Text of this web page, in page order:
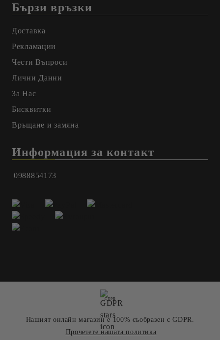
Бързи връзки
Доставка
Рекламации
Чести Въпроси
Лични Данни
За Нас
Бисквитки
Връщане и замяна
Информация за контакт
0988854173
GDPR
Нашият онлайн магазин е 100% съобразен с GDPR.
Прочетете нашата политика